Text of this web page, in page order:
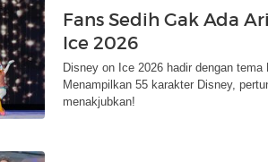
Fans Sedih Gak Ada
Ice 2026
Disney on Ice 2026 hadir dengan
Menampilkan 55 karakter Disney,
menakjubkan!